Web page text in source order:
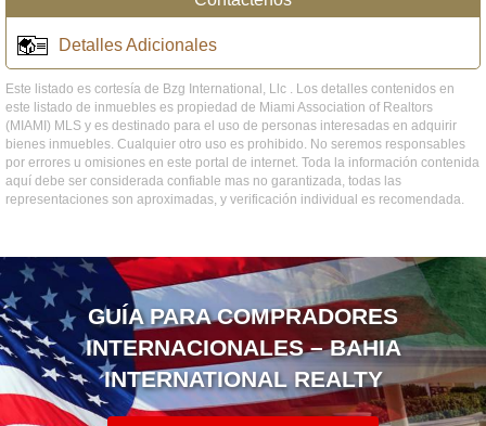
Detalles Adicionales
Este listado es cortesía de Bzg International, Llc . Los detalles contenidos en
este listado de inmuebles es propiedad de Miami Association of Realtors
(MIAMI) MLS y es destinado para el uso de personas interesadas en adquirir
bienes inmuebles. Cualquier otro uso es prohibido. No seremos responsables
por errores u omisiones en este portal de internet. Toda la información contenida
aquí debe ser considerada confiable mas no garantizada, todas las
representaciones son aproximadas, y verificación individual es recomendada.
GUÍA PARA COMPRADORES
INTERNACIONALES – BAHIA
INTERNATIONAL REALTY